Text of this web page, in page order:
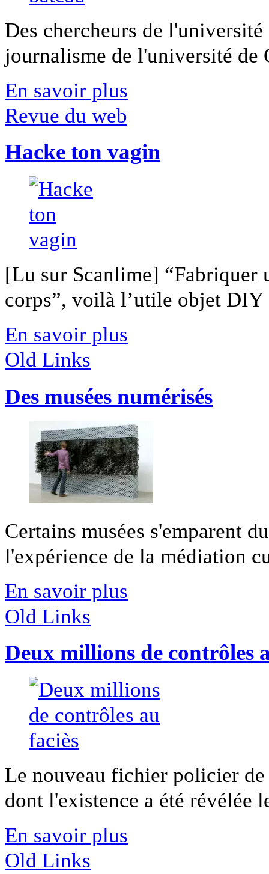
Des chercheurs de
journalisme de l'université
En savoir plus
Revue du web
Hacke ton vagin
[Lu sur Scanlime] “Fabriquer
corps”, voilà l’utile objet
En savoir plus
Old Links
Des musées numérisés
Certains musées s'emparent
l'expérience de la médiation
En savoir plus
Old Links
Deux millions de contrôles
Le nouveau fichier policier
dont l'existence a été révélée
En savoir plus
Old Links